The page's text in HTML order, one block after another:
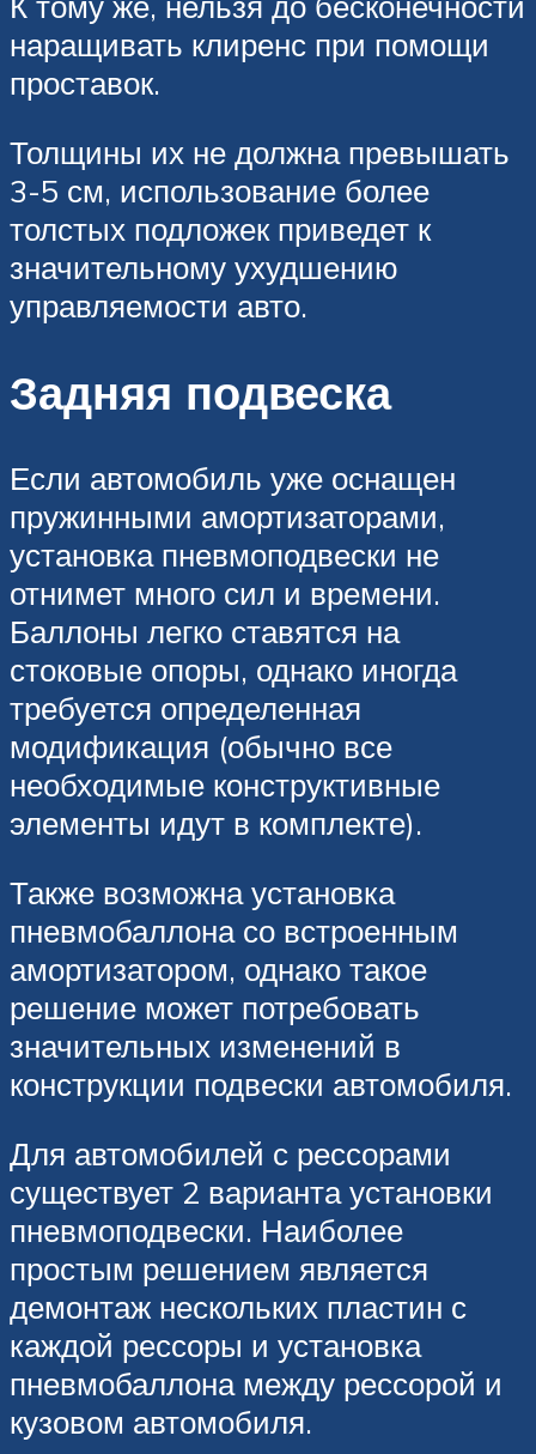
наращивать клиренс при помощи
проставок.
Толщины их не должна превышать
3-5 см, использование более
толстых подложек приведет к
значительному ухудшению
управляемости авто.
Задняя подвеска
Если автомобиль уже оснащен
пружинными амортизаторами,
установка пневмоподвески не
отнимет много сил и времени.
Баллоны легко ставятся на
стоковые опоры, однако иногда
требуется определенная
модификация (обычно все
необходимые конструктивные
элементы идут в комплекте).
Также возможна установка
пневмобаллона со встроенным
амортизатором, однако такое
решение может потребовать
значительных изменений в
конструкции подвески автомобиля.
Для автомобилей с рессорами
существует 2 варианта установки
пневмоподвески. Наиболее
простым решением является
демонтаж нескольких пластин с
каждой рессоры и установка
пневмобаллона между рессорой и
кузовом автомобиля.